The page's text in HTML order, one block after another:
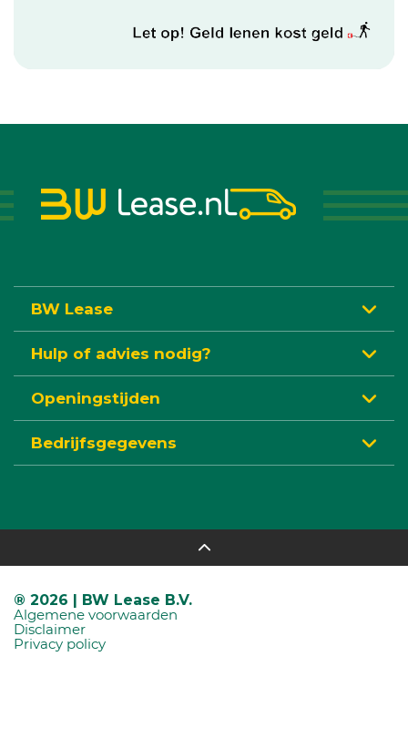
BW Lease
Hulp of advies nodig?
Openingstijden
Bedrijfsgegevens
® 2026 | BW Lease B.V.
Algemene voorwaarden
Disclaimer
Privacy policy